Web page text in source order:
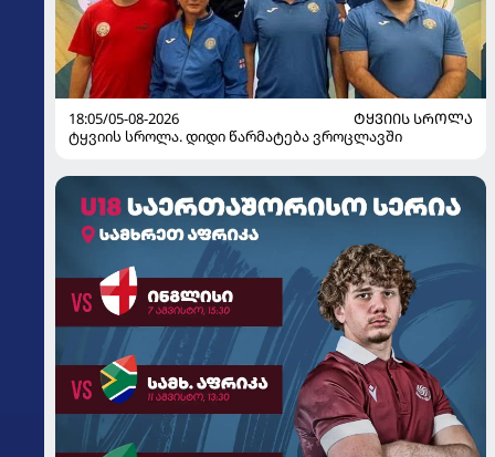
18:05/05-08-2026
ᲢᲧᲕᲘᲘᲡ ᲡᲠᲝᲚᲐ
ტყვიის სროლა. დიდი წარმატება ვროცლავში